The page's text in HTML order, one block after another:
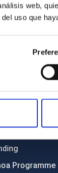
web,
uso que
and anti-
and
and
Programme